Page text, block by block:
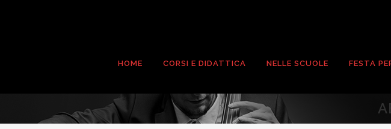
HOME CORSI E DIDATTICA NELLE SCUOLE FESTA